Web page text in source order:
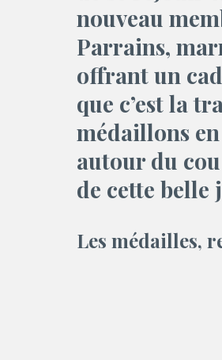
nouveau
Parrains,
offrant un
que c’est la
médaillons
autour du
de cette belle
Les médailles,